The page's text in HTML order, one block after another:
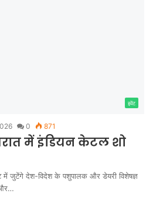
इवेंट
0 871
में इंडियन केटल शो
जुटेंगे देश-विदेश के पशुपालक और डेयरी विशेषज्ञ